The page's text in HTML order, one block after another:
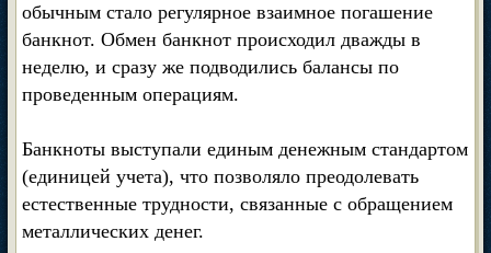
обычным стало регулярное взаимное погашение
банкнот. Обмен банкнот происходил дважды в
неделю, и сразу же подводились балансы по
проведенным операциям.
Банкноты выступали единым денежным стандартом
(единицей учета), что позволяло преодолевать
естественные трудности, связанные с обращением
металлических денег.